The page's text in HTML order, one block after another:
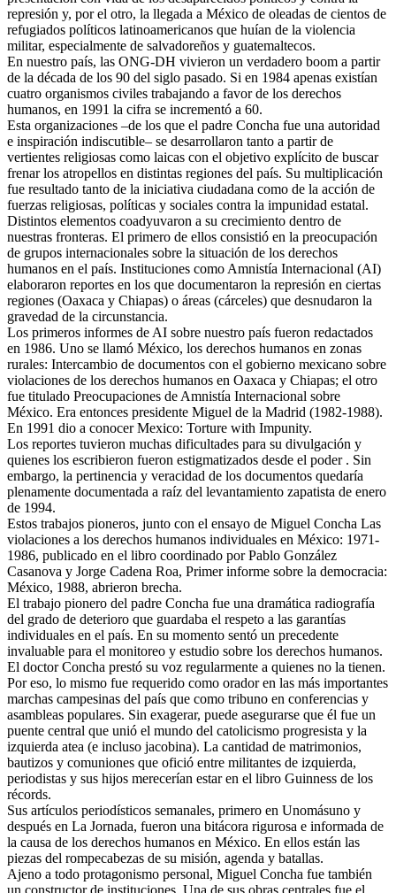
represión y, por el otro, la llegada a México de oleadas de cientos de
refugiados políticos latinoamericanos que huían de la violencia
militar, especialmente de salvadoreños y guatemaltecos.
En nuestro país, las ONG-DH vivieron un verdadero boom a partir
de la década de los 90 del siglo pasado. Si en 1984 apenas existían
cuatro organismos civiles trabajando a favor de los derechos
humanos, en 1991 la cifra se incrementó a 60.
Esta organizaciones –de los que el padre Concha fue una autoridad
e inspiración indiscutible– se desarrollaron tanto a partir de
vertientes religiosas como laicas con el objetivo explícito de buscar
frenar los atropellos en distintas regiones del país. Su multiplicación
fue resultado tanto de la iniciativa ciudadana como de la acción de
fuerzas religiosas, políticas y sociales contra la impunidad estatal.
Distintos elementos coadyuvaron a su crecimiento dentro de
nuestras fronteras. El primero de ellos consistió en la preocupación
de grupos internacionales sobre la situación de los derechos
humanos en el país. Instituciones como Amnistía Internacional (AI)
elaboraron reportes en los que documentaron la represión en ciertas
regiones (Oaxaca y Chiapas) o áreas (cárceles) que desnudaron la
gravedad de la circunstancia.
Los primeros informes de AI sobre nuestro país fueron redactados
en 1986. Uno se llamó México, los derechos humanos en zonas
rurales: Intercambio de documentos con el gobierno mexicano sobre
violaciones de los derechos humanos en Oaxaca y Chiapas; el otro
fue titulado Preocupaciones de Amnistía Internacional sobre
México. Era entonces presidente Miguel de la Madrid (1982-1988).
En 1991 dio a conocer Mexico: Torture with Impunity.
Los reportes tuvieron muchas dificultades para su divulgación y
quienes los escribieron fueron estigmatizados desde el poder . Sin
embargo, la pertinencia y veracidad de los documentos quedaría
plenamente documentada a raíz del levantamiento zapatista de enero
de 1994.
Estos trabajos pioneros, junto con el ensayo de Miguel Concha Las
violaciones a los derechos humanos individuales en México: 1971-
1986, publicado en el libro coordinado por Pablo González
Casanova y Jorge Cadena Roa, Primer informe sobre la democracia:
México, 1988, abrieron brecha.
El trabajo pionero del padre Concha fue una dramática radiografía
del grado de deterioro que guardaba el respeto a las garantías
individuales en el país. En su momento sentó un precedente
invaluable para el monitoreo y estudio sobre los derechos humanos.
El doctor Concha prestó su voz regularmente a quienes no la tienen.
Por eso, lo mismo fue requerido como orador en las más importantes
marchas campesinas del país que como tribuno en conferencias y
asambleas populares. Sin exagerar, puede asegurarse que él fue un
puente central que unió el mundo del catolicismo progresista y la
izquierda atea (e incluso jacobina). La cantidad de matrimonios,
bautizos y comuniones que ofició entre militantes de izquierda,
periodistas y sus hijos merecerían estar en el libro Guinness de los
récords.
Sus artículos periodísticos semanales, primero en Unomásuno y
después en La Jornada, fueron una bitácora rigurosa e informada de
la causa de los derechos humanos en México. En ellos están las
piezas del rompecabezas de su misión, agenda y batallas.
Ajeno a todo protagonismo personal, Miguel Concha fue también